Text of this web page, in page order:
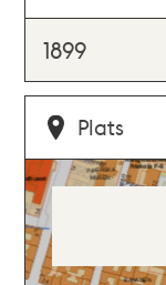
1899
Plats